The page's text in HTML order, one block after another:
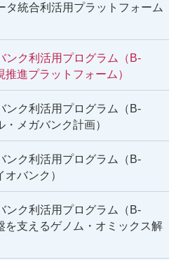
タ統合利活用プラットフォーム
ンク利活用プログラム（B-
進プラットフォーム）
ンク利活用プログラム（B-
メガバンク計画）
ンク利活用プログラム（B-
バンク）
ンク利活用プログラム（B-
を支えるゲノム・オミックス解